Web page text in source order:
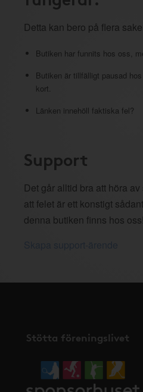
Detta kan bero på flera
Butiken har funnits hos oss,
Butiken är tillfälligt pausad
kort.
Länken innehöll faktiska fel?
Support
Det går alltid bra att höra
att felet är ett konstigt
denna butiken finns hos oss!
Stötta föreningslivet